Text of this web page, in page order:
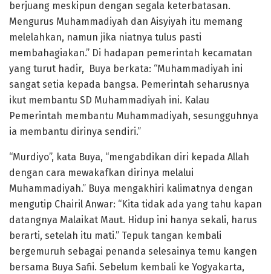
berjuang meskipun dengan segala keterbatasan.
Mengurus Muhammadiyah dan Aisyiyah itu memang
melelahkan, namun jika niatnya tulus pasti
membahagiakan.” Di hadapan pemerintah kecamatan
yang turut hadir, Buya berkata: “Muhammadiyah ini
sangat setia kepada bangsa. Pemerintah seharusnya
ikut membantu SD Muhammadiyah ini. Kalau
Pemerintah membantu Muhammadiyah, sesungguhnya
ia membantu dirinya sendiri.”
“Murdiyo”, kata Buya, “mengabdikan diri kepada Allah
dengan cara mewakafkan dirinya melalui
Muhammadiyah.” Buya mengakhiri kalimatnya dengan
mengutip Chairil Anwar: “Kita tidak ada yang tahu kapan
datangnya Malaikat Maut. Hidup ini hanya sekali, harus
berarti, setelah itu mati.” Tepuk tangan kembali
bergemuruh sebagai penanda selesainya temu kangen
bersama Buya Safii. Sebelum kembali ke Yogyakarta,